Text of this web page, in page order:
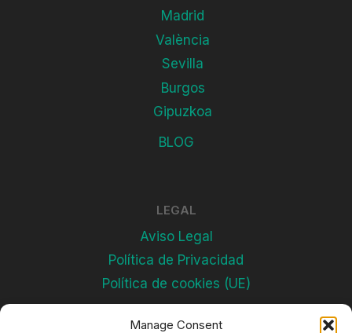
Manage Consent
Madrid
València
Sevilla
Burgos
Gipuzkoa
BLOG
LEGAL
Aviso Legal
Política de Privacidad
Política de cookies (UE)